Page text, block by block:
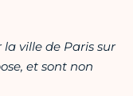
ville de Paris sur
et sont non